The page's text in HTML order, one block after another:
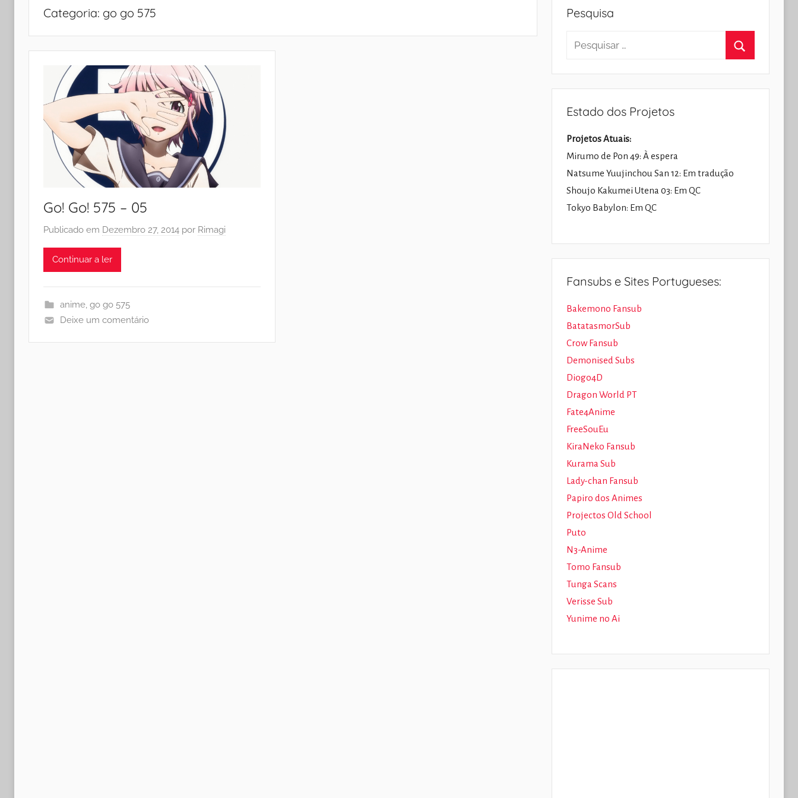
Categoria: go go 575
Go! Go! 575 – 05
Publicado em Dezembro 27, 2014 por Rimagi
Continuar a ler
anime, go go 575
Deixe um comentário
Pesquisa
Pesquisar
Estado dos Projetos
Projetos Atuais:
Mirumo de Pon 49: À espera
Natsume Yuujinchou San 12: Em tradução
Shoujo Kakumei Utena 03: Em QC
Tokyo Babylon: Em QC
Fansubs e Sites Portugueses:
Bakemono Fansub
BatatasmorSub
Crow Fansub
Demonised Subs
Diogo4D
Dragon World PT
Fate4Anime
FreeSouEu
KiraNeko Fansub
Kurama Sub
Lady-chan Fansub
Papiro dos Animes
Projectos Old School
Puto
N3-Anime
Tomo Fansub
Tunga Scans
Verisse Sub
Yunime no Ai